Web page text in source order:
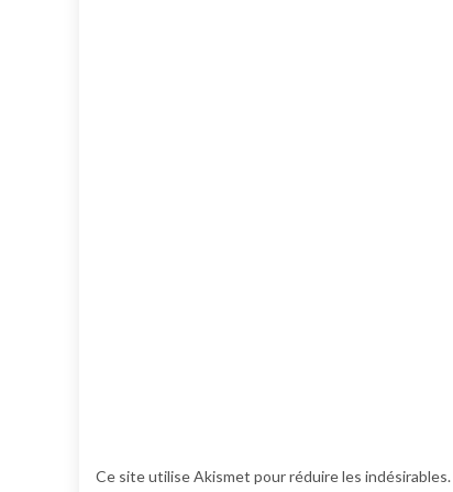
Ce site utilise Akismet pour réduire les indésirables.